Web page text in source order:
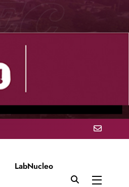
LabNucleo